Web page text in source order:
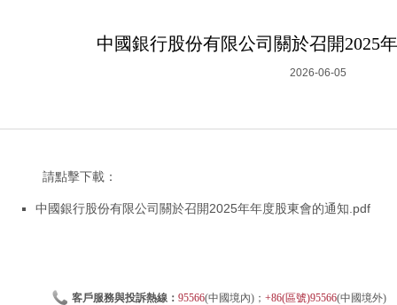
中國銀行股份有限公司關於召開2025
2026-06-05
請點擊下載：
中國銀行股份有限公司關於召開2025年年度股東會的通知.pdf
客戶服務與投訴熱線： 95566(中國境內)； +86(區號)95566(中國境外)